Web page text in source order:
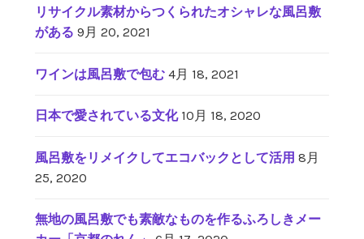
色
使
と
か
発
色
リサイクル素材からつくられたオシャレな風呂敷
がある 9月 20, 2021
ワインは風呂敷で包む 4月 18, 2021
日本で愛されている文化 10月 18, 2020
風呂敷をリメイクしてエコバックとして活用 8月
25, 2020
無地の風呂敷でも素敵なものを作るふろしきメー